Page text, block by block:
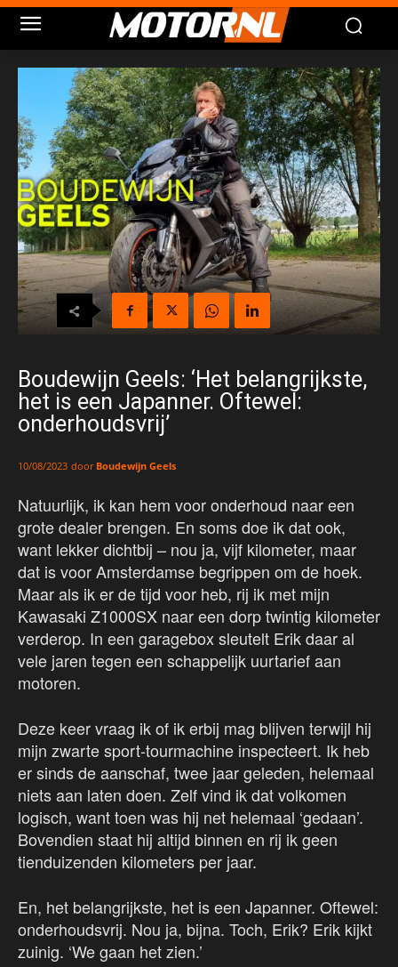
Boudewijn Geels: ‘Het belangrijkste,
het is een Japanner. Oftewel:
onderhoudsvrij’
10/08/2023 door Boudewijn Geels
Natuurlijk, ik kan hem voor onderhoud naar een
grote dealer brengen. En soms doe ik dat ook,
want lekker dichtbij – nou ja, vijf kilometer, maar
dat is voor Amsterdamse begrippen om de hoek.
Maar als ik er de tijd voor heb, rij ik met mijn
Kawasaki Z1000SX naar een dorp twintig kilometer
verderop. In een garagebox sleutelt Erik daar al
vele jaren tegen een schappelijk uurtarief aan
motoren.
Deze keer vraag ik of ik erbij mag blijven terwijl hij
mijn zwarte sport-tourmachine inspecteert. Ik heb
er sinds de aanschaf, twee jaar geleden, helemaal
niets aan laten doen. Zelf vind ik dat volkomen
logisch, want toen was hij net helemaal ‘gedaan’.
Bovendien staat hij altijd binnen en rij ik geen
tienduizenden kilometers per jaar.
En, het belangrijkste, het is een Japanner. Oftewel:
onderhoudsvrij. Nou ja, bijna. Toch, Erik? Erik kijkt
zuinig. ‘We gaan het zien.’